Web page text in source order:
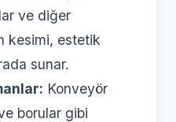
ve diğer
kesimi, estetik
sunar.
Konveyör
borular gibi